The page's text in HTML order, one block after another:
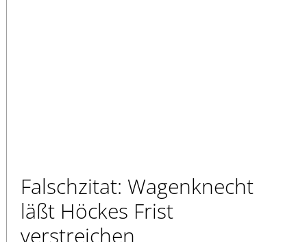
Falschzitat: Wagenknecht
läßt Höckes Frist
verstreichen